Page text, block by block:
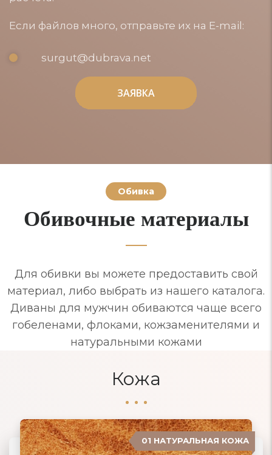
Если файлов много, отправьте их на E-mail:
surgut@dubrava.net
ЗАЯВКА
ЗАЯВКА
Обивка
Обивочные материалы
Для обивки вы можете предоставить свой
материал, либо выбрать из нашего каталога.
Диваны для мужчин обиваются чаще всего
гобеленами, флоками, кожзаменителями и
натуральными кожами
Кожа
04 ЗАМША 01 НАТУРАЛЬНАЯ КОЖА